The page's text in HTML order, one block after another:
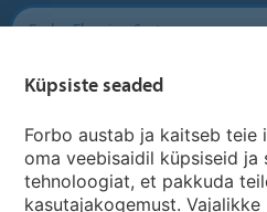
Forbo Flooring Systems
Forbo Movement Systems
Riikide saidid
Küpsiste seaded
Forbo austab ja kaitseb teie
oma veebisaidil küpsiseid ja
tehnoloogiat, et pakkuda
kasutajakogemust.